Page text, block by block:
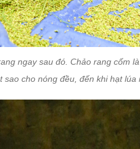
ngay sau đó. Chảo rang cốm
sao cho nóng đều, đến khi hạt